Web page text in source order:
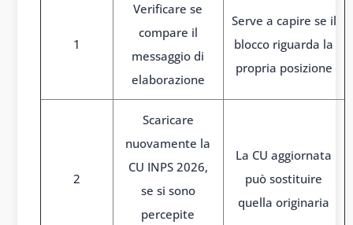
1
Verificare se
compare il
messaggio di
elaborazione
Serve a capire se il
blocco riguarda la
propria posizione
2
Scaricare
nuovamente la
CU INPS 2026,
se si sono
percepite
La CU aggiornata
può sostituire
quella originaria